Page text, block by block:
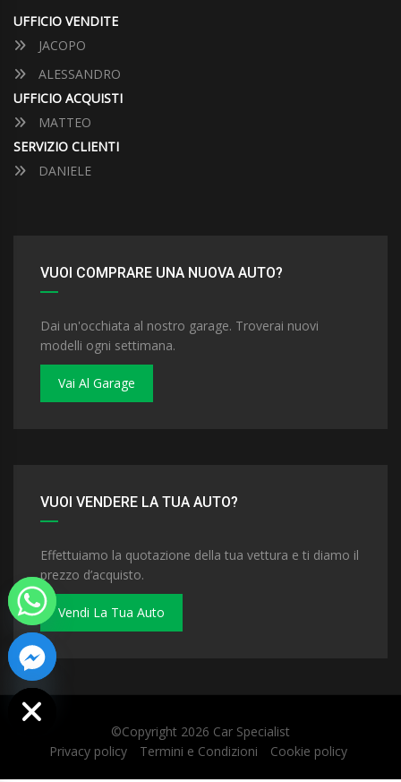
UFFICIO VENDITE
JACOPO
ALESSANDRO
UFFICIO ACQUISTI
MATTEO
SERVIZIO CLIENTI
DANIELE
VUOI COMPRARE UNA NUOVA AUTO?
Dai un'occhiata al nostro garage. Troverai nuovi
modelli ogni settimana.
Vai Al Garage
VUOI VENDERE LA TUA AUTO?
Effettuiamo la quotazione della tua vettura e ti diamo il
prezzo d’acquisto.
Vendi La Tua Auto
©Copyright 2026 Car Specialist
Privacy policy
Termini e Condizioni Cookie policy